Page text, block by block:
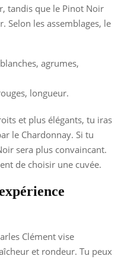
tandis que le Pinot Noir
Selon les assemblages, le
agrumes,
longueur.
et plus élégants, tu iras
le Chardonnay. Si tu
sera plus convaincant.
de choisir une cuvée.
Clément vise
et rondeur. Tu peux